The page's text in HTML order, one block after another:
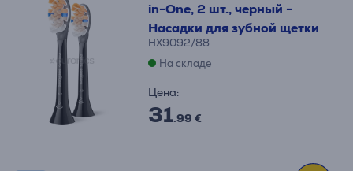
in-One, 2 шт., черный -
Насадки для зубной щетки
HX9092/88
На складе
Цена:
31.99 €